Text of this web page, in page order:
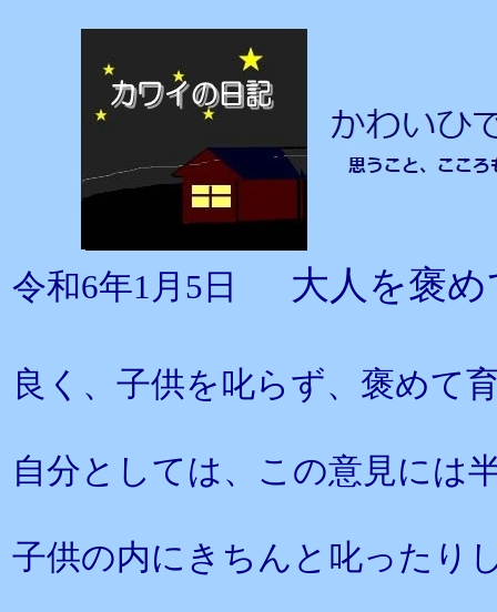
令和6年1月5日 大人を褒
良く、子供を叱らず、褒めて
自分としては、この意見には
子供の内にきちんと叱ったり